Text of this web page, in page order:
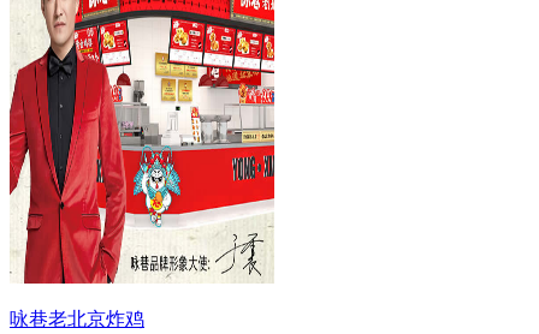
咏巷老北京炸鸡